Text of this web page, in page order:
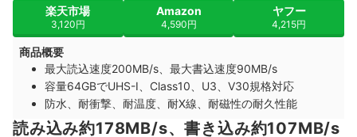
楽天市場
3,120円
Amazon
4,590円
ヤフー
4,215円
商品概要
最大読込速度200MB/s、最大書込速度90MB/s
容量64GBでUHS-I、Class10、U3、V30規格対応
防水、耐衝撃、耐温度、耐X線、耐磁性の耐久性能
読み込み約178MB/s、書き込み約107MB/s